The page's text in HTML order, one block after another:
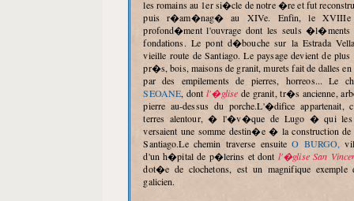
les romains au 1er si�cle de notre �re et fut
puis r�am�nag� au XIVe. Enfin, le XVIIIe
profond�ment l'ouvrage dont les seuls �l�ments
fondations. Le pont d�bouche sur la Estrada
vieille route de Santiago. Le paysage devient de
pr�s, bois, maisons de granit, murets fait de dalles
par des empilements de pierres, horreos... Le
SEOANE, dont l'�glise de granit, tr�s ancienne,
pierre au-dessus du porche.L'�difice appartenait,
terres alentour, � l'�v�que de Lugo � qui les
versaient une somme destin�e � la construction
Santiago.Le chemin traverse ensuite O BURGO,
d'un h�pital de p�lerins et dont l'�glise San
dot�e de clochetons, est un magnifique exemple
galicien.